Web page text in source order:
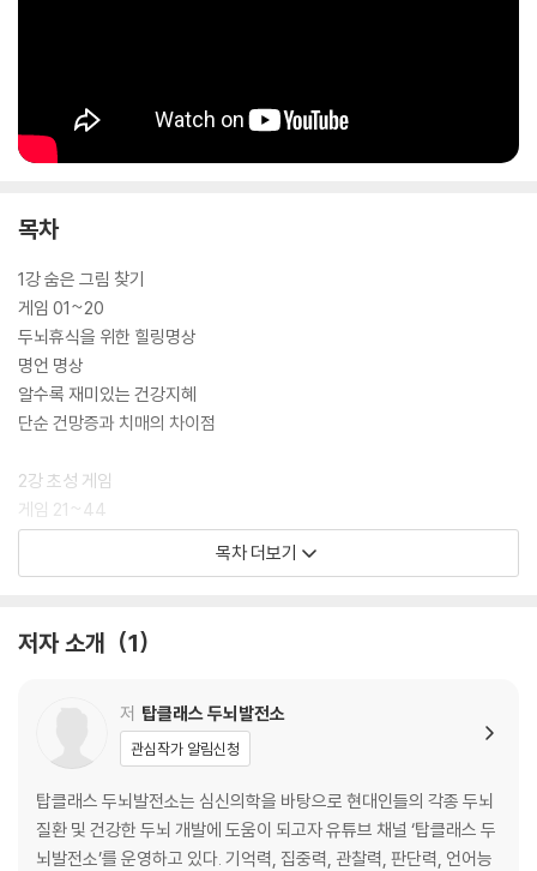
목차
1강 숨은 그림 찾기
게임 01~20
두뇌휴식을 위한 힐링명상
명언 명상
알수록 재미있는 건강지혜
단순 건망증과 치매의 차이점
2강 초성 게임
게임 21~44
알수록 재미있는 건강지혜
게임 45~74
알수록 재미있는 건강지혜
보는 것만으로 좋아진 치매
4강 기억력 테스트
게임 75~89
목차 더보기
저자 소개 1
저 탑클래스 두뇌발전소
관심작가 알림신청
탑클래스 두뇌발전소는 심신의학을 바탕으로 현대인들의 각종 두뇌
질환 및 건강한 두뇌 개발에 도움이 되고자 유튜브 채널 ‘탑클래스 두
뇌발전소’를 운영하고 있다. 기억력, 집중력, 관찰력, 판단력, 언어능